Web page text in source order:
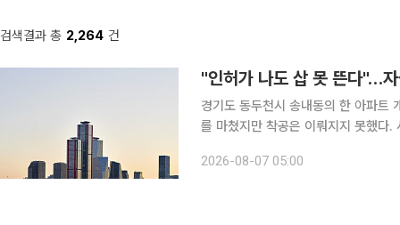
검색결과 총 2,264 건
경기도 동두천시 송내동의 한 아파트
를 마쳤지만 착공은 이뤄지지 못했다
2026-08-07 05:00